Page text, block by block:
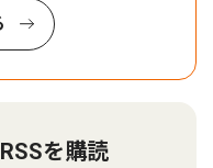
を購読